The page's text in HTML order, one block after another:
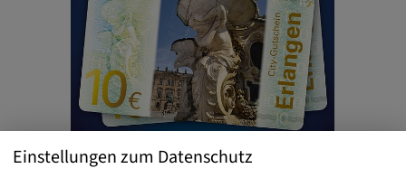
Einstellungen zum Datenschutz